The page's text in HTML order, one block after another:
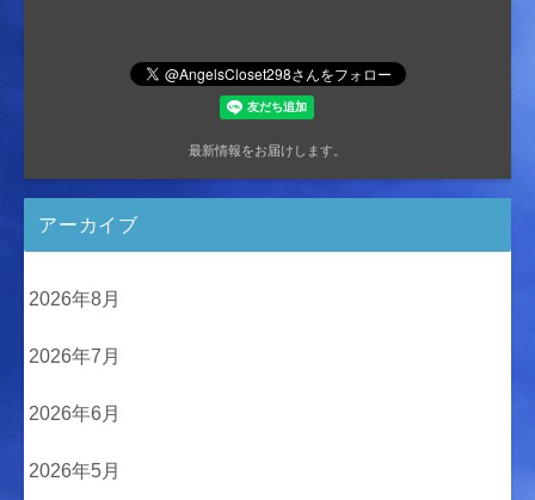
最新情報をお届けします。
アーカイブ
2026年8月
2026年7月
2026年6月
2026年5月